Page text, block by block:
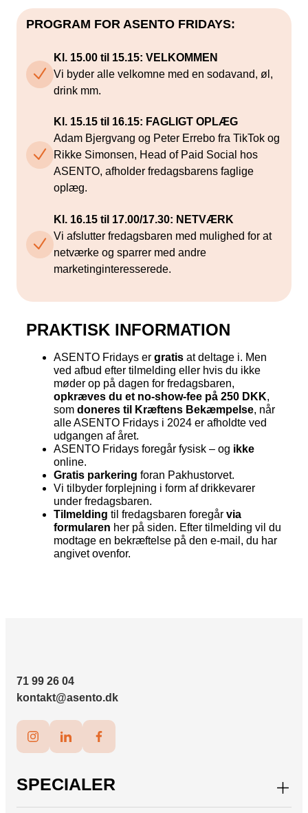
PROGRAM FOR ASENTO FRIDAYS:
Kl. 15.00 til 15.15: VELKOMMEN
Vi byder alle velkomne med en sodavand, øl,
drink mm.
Kl. 15.15 til 16.15: FAGLIGT OPLÆG
Adam Bjergvang og Peter Errebo fra TikTok og
Rikke Simonsen, Head of Paid Social hos
ASENTO, afholder fredagsbarens faglige
oplæg.
Kl. 16.15 til 17.00/17.30: NETVÆRK
Vi afslutter fredagsbaren med mulighed for at
netværke og sparrer med andre
marketinginteresserede.
PRAKTISK INFORMATION
ASENTO Fridays er gratisat deltage i. Men
ved afbud efter tilmelding eller hvis du ikke
møder op på dagen for fredagsbaren,
opkræves du et no-show-fee på 250 DKK,
som doneres til Kræftens Bekæmpelse, når
alle ASENTO Fridays i 2024 er afholdte ved
udgangen af året.
ASENTO Fridays foregår fysisk – og ikke
online.
Gratis parkering foran Pakhustorvet.
Vi tilbyder forplejning i form af drikkevarer
under fredagsbaren.
Tilmelding til fredagsbaren foregår via
formularen her på siden. Efter tilmelding vil du
modtage en bekræftelse på den e-mail, du har
angivet ovenfor.
71 99 26 04
kontakt@asento.dk
SPECIALER